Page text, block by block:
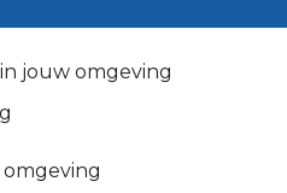
jouw omgeving